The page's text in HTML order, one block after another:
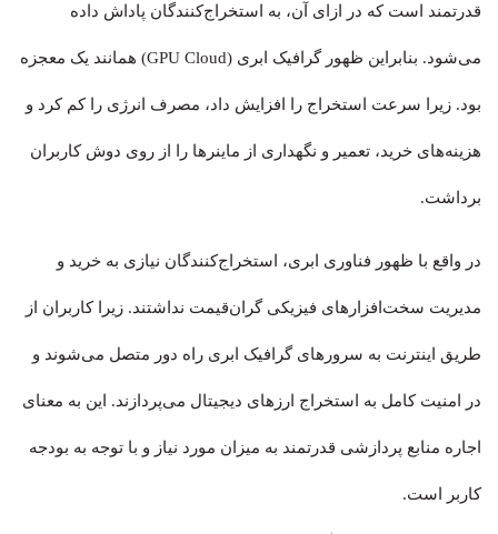
قدرتمند است که در ازای آن، به استخراج‌کنندگان پاداش داده
می‌شود. بنابراین ظهور گرافیک ابری (GPU Cloud) همانند یک معجزه
بود. زیرا سرعت استخراج را افزایش داد، مصرف انرژی را کم کرد و
هزینه‌های خرید، تعمیر و نگهداری از ماینرها را از روی دوش کاربران
برداشت.
در واقع با ظهور فناوری ابری، استخراج‌کنندگان نیازی به خرید و
مدیریت سخت‌افزارهای فیزیکی گران‌قیمت نداشتند. زیرا کاربران از
طریق اینترنت به سرورهای گرافیک ابری راه دور متصل می‌شوند و
در امنیت کامل به استخراج ارزهای دیجیتال می‌پردازند. این به معنای
اجاره منابع پردازشی قدرتمند به میزان مورد نیاز و با توجه به بودجه
کاربر است.